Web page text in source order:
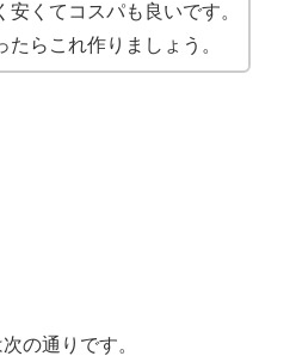
安くてコスパも良いです。
たらこれ作りましょう。
の通りです。